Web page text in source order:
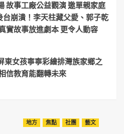
故事工廠公益觀演 邀單親家庭
崩潰！李天柱藏父愛、郭子乾
實故事放進劇本 更令人動容
女孩寧寧彩繪排灣族家鄉之
信教育能翻轉未來
地方 焦點 社團 藝文